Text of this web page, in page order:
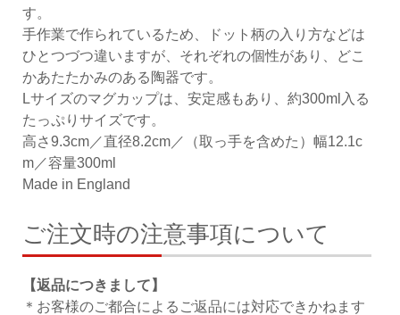
す。
手作業で作られているため、ドット柄の入り方などは
ひとつづつ違いますが、それぞれの個性があり、どこ
かあたたかみのある陶器です。
Lサイズのマグカップは、安定感もあり、約300ml入る
たっぷりサイズです。
高さ9.3cm／直径8.2cm／（取っ手を含めた）幅12.1c
m／容量300ml
Made in England
ご注文時の注意事項について
【返品につきまして】
＊お客様のご都合によるご返品には対応できかねます